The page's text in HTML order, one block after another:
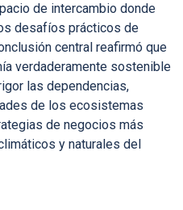
de intercambio donde
desafíos prácticos de
central reafirmó que
verdaderamente sostenible
las dependencias,
de los ecosistemas
de negocios más
y naturales del